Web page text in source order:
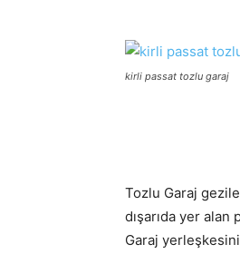
kirli passat tozlu garaj
Tozlu Garaj
dışarıda yer alan
Garaj